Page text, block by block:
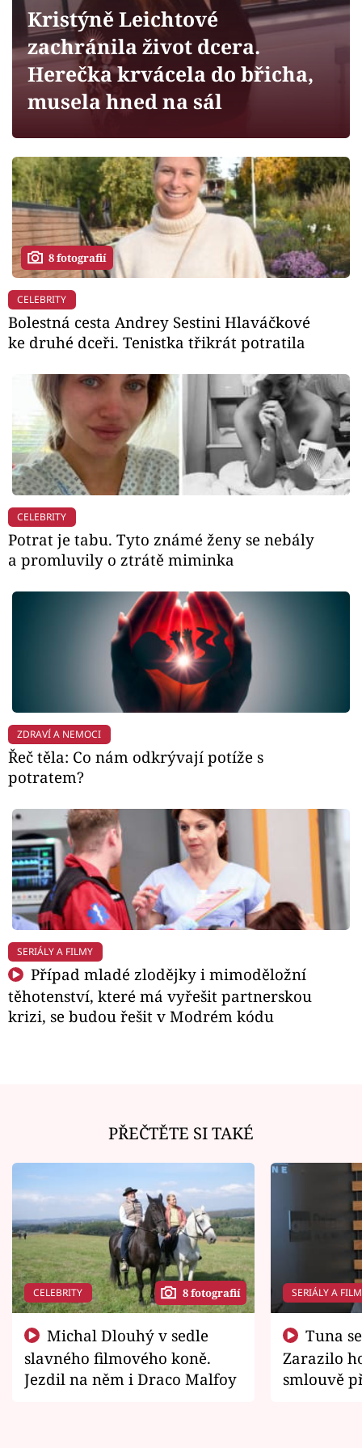
Sledujte prima+
Filmový festival Karlovy Vary
Mámy sobě
Přihlášení
Sledujte nás
Kristýně Leichtové
zachránila život dcera.
Herečka krvácela do břicha,
musela hned na sál
8 fotografií
CELEBRITY
Bolestná cesta Andrey Sestini Hlaváčkové
ke druhé dceři. Tenistka třikrát potratila
CELEBRITY
Potrat je tabu. Tyto známé ženy se nebály
a promluvily o ztrátě miminka
ZDRAVÍ A NEMOCI
Řeč těla: Co nám odkrývají potíže s
potratem?
SERIÁLY A FILMY
Případ mladé zlodějky i mimoděložní
těhotenství, které má vyřešit partnerskou
krizi, se budou řešit v Modrém kódu
PŘEČTĚTE SI TAKÉ
CELEBRITY 8 fotografií
slavného filmového koně.
Jezdil na něm i Draco Malfoy
SERIÁLY A
Zarazilo
smlouvě